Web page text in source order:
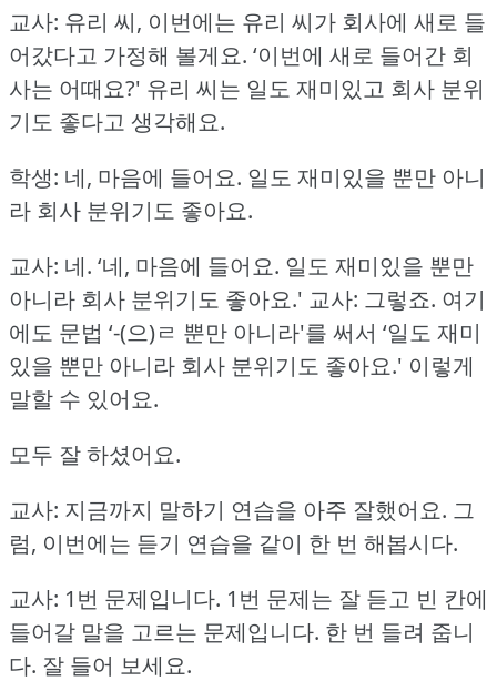
교사: 유리 씨, 이번에는 유리 씨가 회사에 새로 들
어갔다고 가정해 볼게요. ‘이번에 새로 들어간 회
사는 어때요?' 유리 씨는 일도 재미있고 회사 분위
기도 좋다고 생각해요.
학생: 네, 마음에 들어요. 일도 재미있을 뿐만 아니
라 회사 분위기도 좋아요.
교사: 네. ‘네, 마음에 들어요. 일도 재미있을 뿐만
아니라 회사 분위기도 좋아요.' 교사: 그렇죠. 여기
에도 문법 ‘-(으)ㄹ 뿐만 아니라'를 써서 ‘일도 재미
있을 뿐만 아니라 회사 분위기도 좋아요.' 이렇게
말할 수 있어요.
모두 잘 하셨어요.
교사: 지금까지 말하기 연습을 아주 잘했어요. 그
럼, 이번에는 듣기 연습을 같이 한 번 해봅시다.
교사: 1번 문제입니다. 1번 문제는 잘 듣고 빈 칸에
들어갈 말을 고르는 문제입니다. 한 번 들려 줍니
다. 잘 들어 보세요.